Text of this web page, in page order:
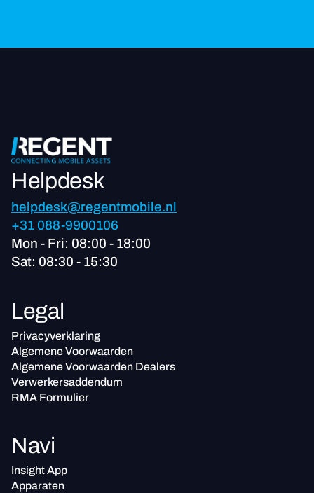
Helpdesk
helpdesk@regentmobile.nl
+31 088-9900106
Mon - Fri: 08:00 - 18:00
Sat: 08:30 - 15:30
Legal
Privacyverklaring
Algemene Voorwaarden
Algemene Voorwaarden Dealers
Verwerkersaddendum
RMA Formulier
Navi
Insight App
Apparaten